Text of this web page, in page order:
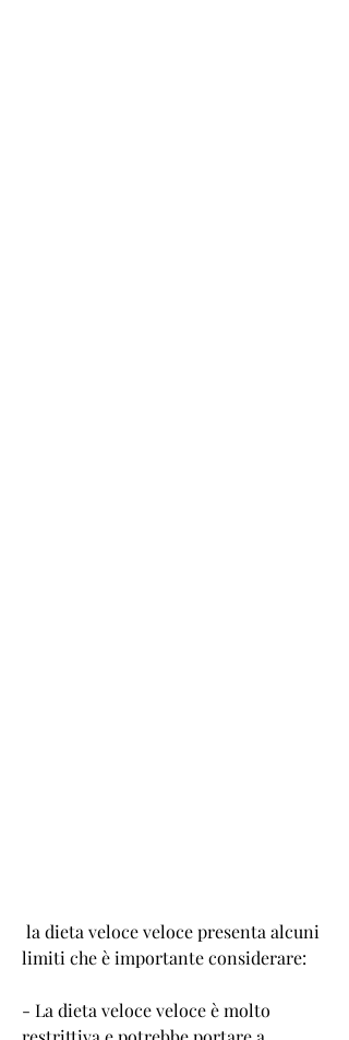
limiti che è importante considerare:
- La dieta veloce veloce è molto